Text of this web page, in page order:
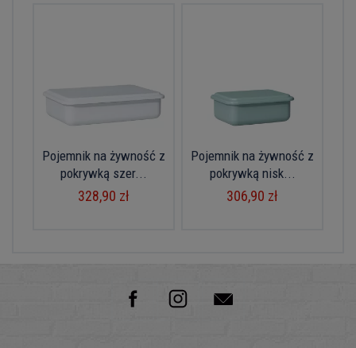
Pojemnik na żywność z
pokrywką szer...
328,90 zł
Pojemnik na żywność z
pokrywką nisk...
306,90 zł